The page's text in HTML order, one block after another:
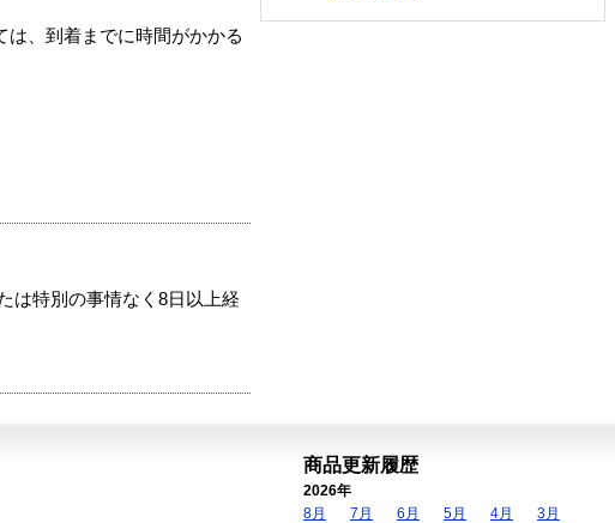
、到着までに時間がかかる
は特別の事情なく8日以上経
商品更新履歴
2026年
8月
7月 6月 5月 4月
3月